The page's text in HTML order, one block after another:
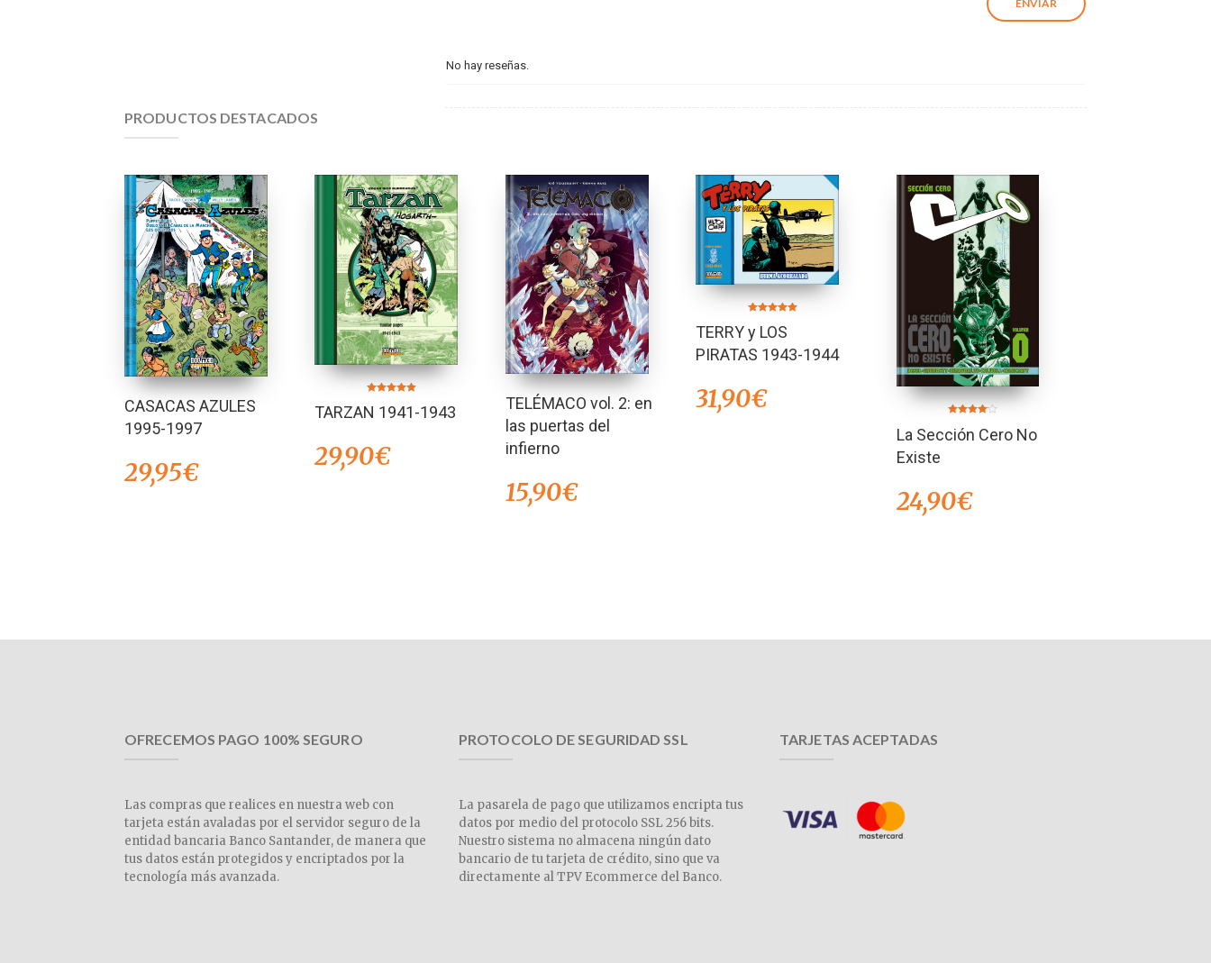
No hay reseñas.
PRODUCTOS DESTACADOS
CASACAS AZULES
1995-1997
29,95€
5.00
de 5
TARZAN 1941-1943
29,90€
TELÉMACO vol. 2: en
las puertas del
infierno
15,90€
5.00
de 5
TERRY y LOS
PIRATAS 1943-1944
31,90€
en
4.00
La Sección Cero No
Existe
24,90€
OFRECEMOS PAGO 100% SEGURO
Las compras que realices en nuestra web con
tarjeta están avaladas por el servidor seguro de la
entidad bancaria Banco Santander, de manera que
tus datos están protegidos y encriptados por la
tecnología más avanzada.
PROTOCOLO DE SEGURIDAD SSL
La pasarela de pago que utilizamos encripta tus
datos por medio del protocolo SSL 256 bits.
Nuestro sistema no almacena ningún dato
bancario de tu tarjeta de crédito, sino que va
directamente al TPV Ecommerce del Banco.
TARJETAS ACEPTADAS